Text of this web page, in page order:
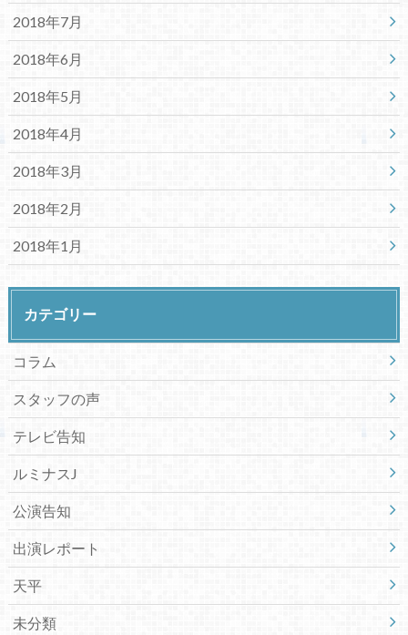
2018年7月
2018年6月
2018年5月
2018年4月
2018年3月
2018年2月
2018年1月
カテゴリー
コラム
スタッフの声
テレビ告知
ルミナスJ
公演告知
出演レポート
天平
未分類